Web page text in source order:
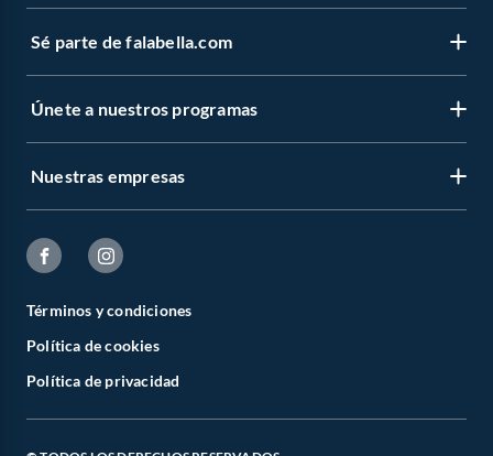
Sé parte de falabella.com
Únete a nuestros programas
Nuestras empresas
Términos y condiciones
Política de cookies
Política de privacidad